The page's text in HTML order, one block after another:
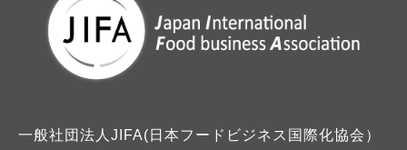
一般社団法人JIFA(日本フードビジネス国際化協会）